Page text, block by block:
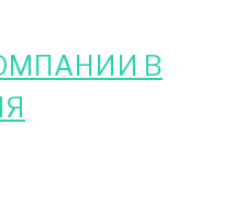
В